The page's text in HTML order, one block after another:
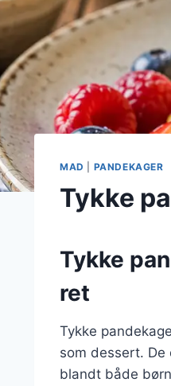
MAD PANDEKAGER
Tykke
Tykke
ret
Tykke
som dessert.
blandt både